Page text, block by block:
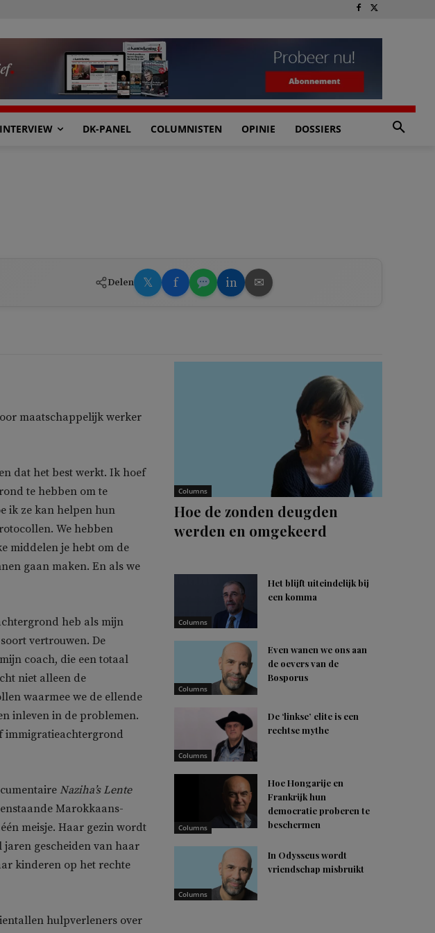
INTERVIEW DK-PANEL COLUMNISTEN OPINIE DOSSIERS
Delen 𝕏 f in ✉
maatschappelijk werker
dat het best werkt. Ik hoef
te hebben om te
ik ze kan helpen hun
We hebben
middelen je hebt om de
gaan maken. En als we
heb als mijn
vertrouwen. De
coach, die een totaal
niet alleen de
waarmee we de ellende
inleven in de problemen.
immigratieachtergrond
Naziha’s Lente
Marokkaans-
meisje. Haar gezin wordt
jaren gescheiden van haar
kinderen op het rechte
hulpverleners over
Columns
Hoe de zonden deugden
werden en omgekeerd
Columns
Het blijft uiteindelijk bij
een komma
Columns
Even wanen we ons aan
de oevers van de
Bosporus
Columns
De ‘linkse’ elite is een
rechtse mythe
Columns
Hoe Hongarije en
Frankrijk hun
democratie proberen te
beschermen
Columns
In Odysseus wordt
vriendschap misbruikt